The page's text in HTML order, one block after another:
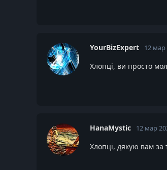
YourBizExpert 12 мар
Хлопці, ви просто
HanaMystic 12 мар
Хлопці, дякую вам за